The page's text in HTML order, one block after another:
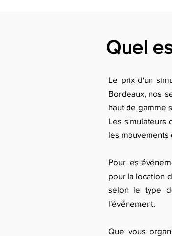
Quel
Le prix d'un
Bordeaux, nos
haut de gamme
Les simulateurs
les mouvements
Pour les
pour la location
selon le type
l'événement.
Que vous